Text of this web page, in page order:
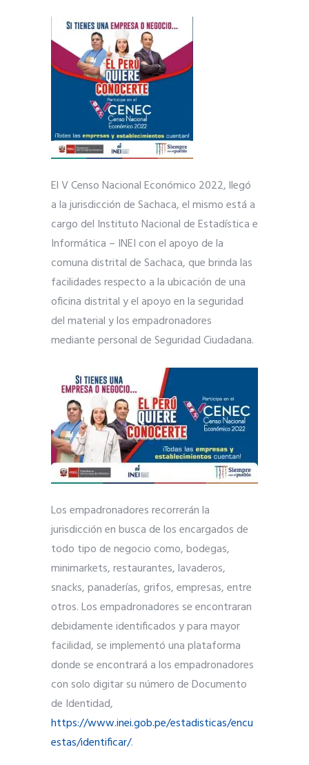
El V Censo Nacional Económico 2022, llegó
a la jurisdicción de Sachaca, el mismo está a
cargo del Instituto Nacional de Estadística e
Informática – INEI con el apoyo de la
comuna distrital de Sachaca, que brinda las
facilidades respecto a la ubicación de una
oficina distrital y el apoyo en la seguridad
del material y los empadronadores
mediante personal de Seguridad Ciudadana.
Los empadronadores recorrerán la
jurisdicción en busca de los encargados de
todo tipo de negocio como, bodegas,
minimarkets, restaurantes, lavaderos,
snacks, panaderías, grifos, empresas, entre
otros. Los empadronadores se encontraran
debidamente identificados y para mayor
facilidad, se implementó una plataforma
donde se encontrará a los empadronadores
con solo digitar su número de Documento
de Identidad,
https://www.inei.gob.pe/estadisticas/encu
estas/identificar/.